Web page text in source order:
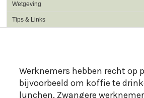
Wetgeving
Tips & Links
Werknemers hebben recht op
bijvoorbeeld om koffie te
lunchen. Zwangere